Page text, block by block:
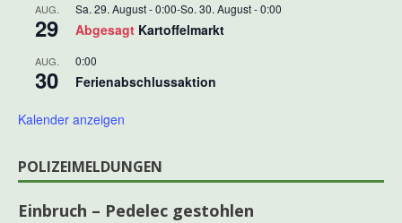
AUG.
29
Sa. 29. August - 0:00-So. 30. August - 0:00
Abgesagt Kartoffelmarkt
AUG.
30
0:00
Ferienabschlussaktion
Kalender anzeigen
POLIZEIMELDUNGEN
Einbruch – Pedelec gestohlen